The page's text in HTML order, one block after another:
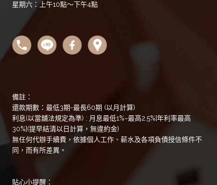
星期六：上午10點～下午4點
備註：
還款期數：最低3期-最長60期 (以月計算)
利息(以當舖法規定為準) : 月息最低1%~最高2.5%[年利率最高
30%](提早結清以日計算，無違約金)
無任何代辦手續費，依據個人工作、薪水及各項負債授信條件不
同，而有所差異。
貼心小提醒：